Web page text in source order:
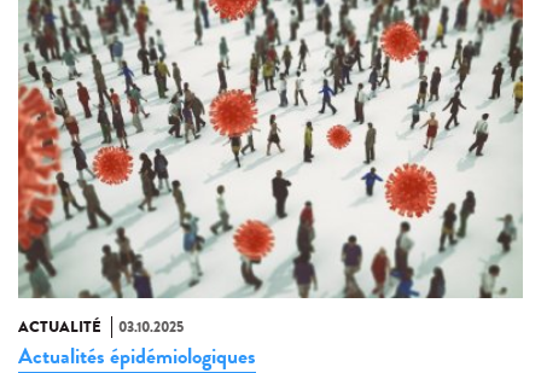
ACTUALITÉ 03.10.2025
Actualités épidémiologiques